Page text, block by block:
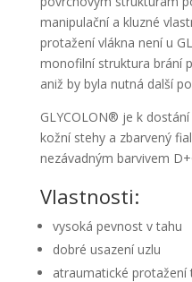
manipulační a kluzné
protažení vlákna není u
monofilní struktura brání
aniž by byla nutná další
GLYCOLON® je k
kožní stehy a zbarvený
nezávadným barvivem
Vlastnosti:
vysoká pevnost v tahu
dobré usazení uzlu
atraumatické protažení